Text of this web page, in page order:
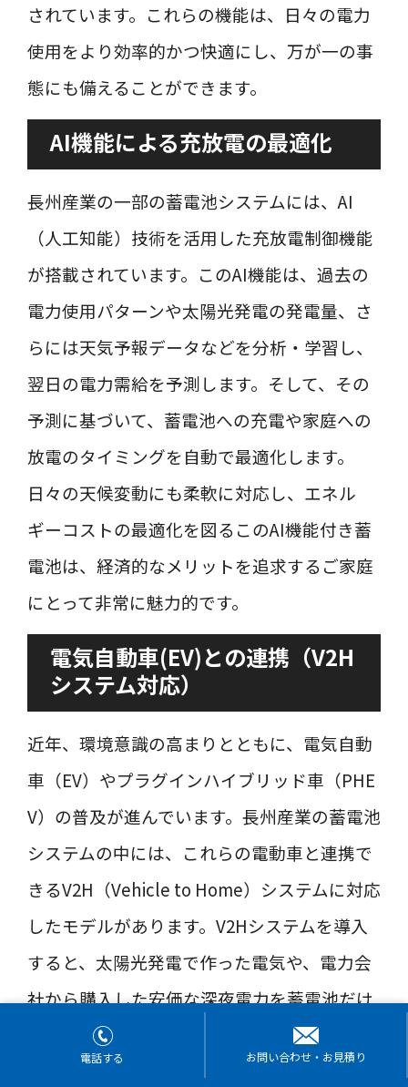
されています。これらの機能は、日々の電力
使用をより効率的かつ快適にし、万が一の事
態にも備えることができます。
AI機能による充放電の最適化
長州産業の一部の蓄電池システムには、AI
（人工知能）技術を活用した充放電制御機能
が搭載されています。このAI機能は、過去の
電力使用パターンや太陽光発電の発電量、さ
らには天気予報データなどを分析・学習し、
翌日の電力需給を予測します。そして、その
予測に基づいて、蓄電池への充電や家庭への
放電のタイミングを自動で最適化します。
日々の天候変動にも柔軟に対応し、エネル
ギーコストの最適化を図るこのAI機能付き蓄
電池は、経済的なメリットを追求するご家庭
にとって非常に魅力的です。
電気自動車(EV)との連携（V2H
システム対応）
近年、環境意識の高まりとともに、電気自動
車（EV）やプラグインハイブリッド車（PHE
V）の普及が進んでいます。長州産業の蓄電池
システムの中には、これらの電動車と連携で
きるV2H（Vehicle to Home）システムに対応
したモデルがあります。V2Hシステムを導入
すると、太陽光発電で作った電気や、電力会
社から購入した安価な深夜電力を蓄電池だけ
でなくEVの大容量バッテリーにも充電できま
電話する お問い合わせ・お見積り